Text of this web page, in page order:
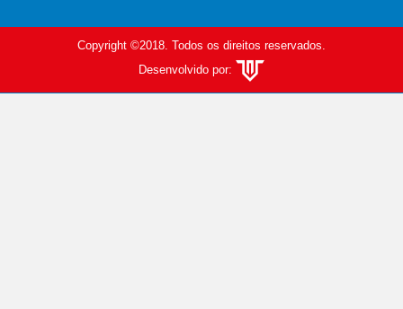
Copyright ©2018. Todos os direitos reservados.
Desenvolvido por: